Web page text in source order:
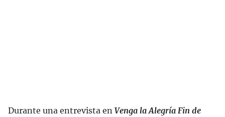
Durante una entrevista en Venga la Alegría Fin de